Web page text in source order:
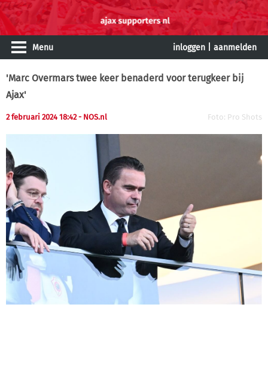
Menu inloggen aanmelden
'Marc Overmars twee keer benaderd voor terugkeer bij
Ajax'
2 februari 2024 18:42- NOS.nl Foto: Pro Shots